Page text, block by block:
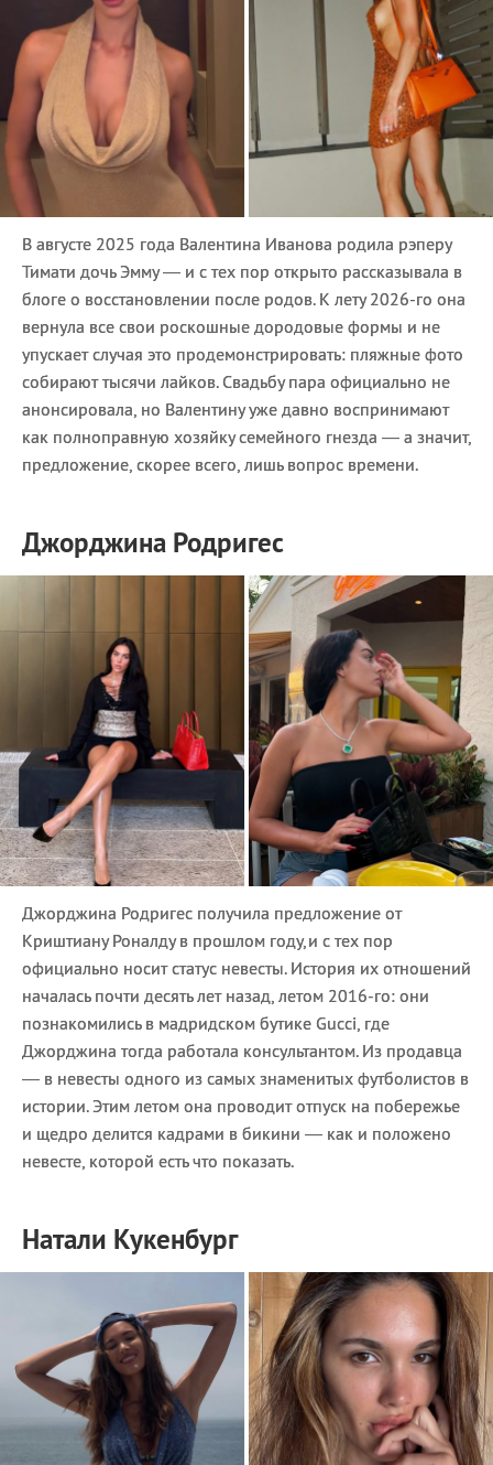
В августе 2025 года Валентина Иванова родила рэперу
Тимати дочь Эмму — и с тех пор открыто рассказывала в
блоге о восстановлении после родов. К лету 2026-го она
вернула все свои роскошные дородовые формы и не
упускает случая это продемонстрировать: пляжные фото
собирают тысячи лайков. Свадьбу пара официально не
анонсировала, но Валентину уже давно воспринимают
как полноправную хозяйку семейного гнезда — а значит,
предложение, скорее всего, лишь вопрос времени.
Джорджина Родригес
Джорджина Родригес получила предложение от
Криштиану Роналду в прошлом году,и с тех пор
официально носит статус невесты. История их отношений
началась почти десять лет назад, летом 2016-го: они
познакомились в мадридском бутике Gucci, где
Джорджина тогда работала консультантом. Из продавца
— в невесты одного из самых знаменитых футболистов в
истории. Этим летом она проводит отпуск на побережье
и щедро делится кадрами в бикини — как и положено
невесте, которой есть что показать.
Натали Кукенбург